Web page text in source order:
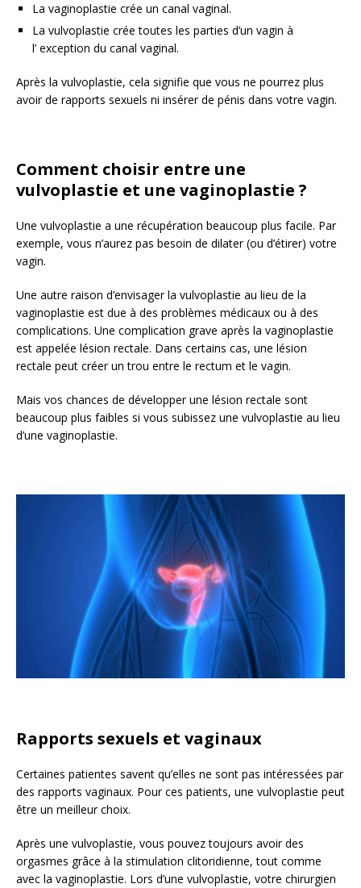
La vaginoplastie crée un canal vaginal.
La vulvoplastie crée toutes les parties d’un vagin à
l’ exception du canal vaginal.
Après la vulvoplastie, cela signifie que vous ne pourrez plus
avoir de rapports sexuels ni insérer de pénis dans votre vagin.
Comment choisir entre une
vulvoplastie et une vaginoplastie ?
Une vulvoplastie a une récupération beaucoup plus facile. Par
exemple, vous n’aurez pas besoin de dilater (ou d’étirer) votre
vagin.
Une autre raison d’envisager la vulvoplastie au lieu de la
vaginoplastie est due à des problèmes médicaux ou à des
complications. Une complication grave après la vaginoplastie
est appelée lésion rectale. Dans certains cas, une lésion
rectale peut créer un trou entre le rectum et le vagin.
Mais vos chances de développer une lésion rectale sont
beaucoup plus faibles si vous subissez une vulvoplastie au lieu
d’une vaginoplastie.
Rapports sexuels et vaginaux
Certaines patientes savent qu’elles ne sont pas intéressées par
des rapports vaginaux. Pour ces patients, une vulvoplastie peut
être un meilleur choix.
Après une vulvoplastie, vous pouvez toujours avoir des
orgasmes grâce à la stimulation clitoridienne, tout comme
avec la vaginoplastie. Lors d’une vulvoplastie, votre chirurgien